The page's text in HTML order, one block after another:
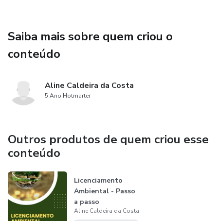
Saiba mais sobre quem criou o
conteúdo
Aline Caldeira da Costa
5 Ano Hotmarter
Outros produtos de quem criou esse
conteúdo
Licenciamento
Ambiental - Passo
a passo
Aline Caldeira da Costa